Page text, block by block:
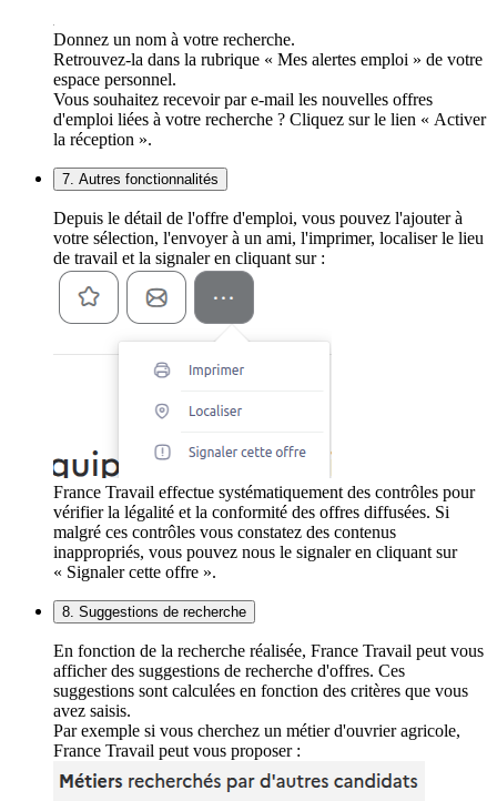
Donnez un nom à votre recherche.
Retrouvez-la dans la rubrique « Mes alertes emploi » de votre
espace personnel.
Vous souhaitez recevoir par e-mail les nouvelles offres
d'emploi liées à votre recherche ? Cliquez sur le lien « Activer
la réception ».
7. Autres fonctionnalités
Depuis le détail de l'offre d'emploi, vous pouvez l'ajouter à
votre sélection, l'envoyer à un ami, l'imprimer, localiser le lieu
de travail et la signaler en cliquant sur :
France Travail effectue systématiquement des contrôles pour
vérifier la légalité et la conformité des offres diffusées. Si
malgré ces contrôles vous constatez des contenus
inappropriés, vous pouvez nous le signaler en cliquant sur
« Signaler cette offre ».
8. Suggestions de recherche
En fonction de la recherche réalisée, France Travail peut vous
afficher des suggestions de recherche d'offres. Ces
suggestions sont calculées en fonction des critères que vous
avez saisis.
Par exemple si vous cherchez un métier d'ouvrier agricole,
France Travail peut vous proposer :